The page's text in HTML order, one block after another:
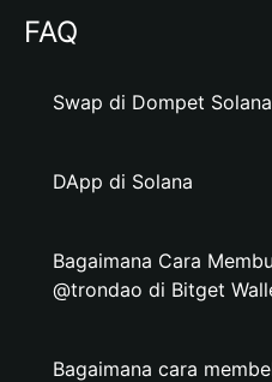
FAQ
Swap di Dompet Solana
DApp di Solana
Bagaimana Cara
@trondao di Bitget
Bagaimana cara